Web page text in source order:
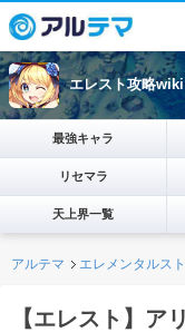
エレスト攻略wiki
最強キャラ
リセマラ
天上界一覧
アルテマ エレメンタルス
【エレスト】ア